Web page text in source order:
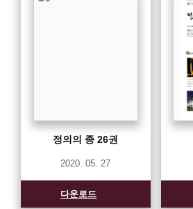
정의의 종 26권
2020. 05. 27
다운로드